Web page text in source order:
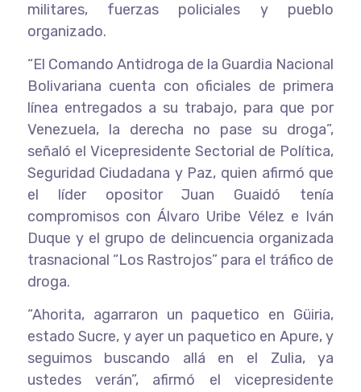
militares, fuerzas policiales y pueblo
organizado.
“El Comando Antidroga de la Guardia Nacional
Bolivariana cuenta con oficiales de primera
línea entregados a su trabajo, para que por
Venezuela, la derecha no pase su droga”,
señaló el Vicepresidente Sectorial de Política,
Seguridad Ciudadana y Paz, quien afirmó que
el líder opositor Juan Guaidó tenía
compromisos con Álvaro Uribe Vélez e Iván
Duque y el grupo de delincuencia organizada
trasnacional “Los Rastrojos” para el tráfico de
droga.
“Ahorita, agarraron un paquetico en Güiria,
estado Sucre, y ayer un paquetico en Apure, y
seguimos buscando allá en el Zulia, ya
ustedes verán”, afirmó el vicepresidente